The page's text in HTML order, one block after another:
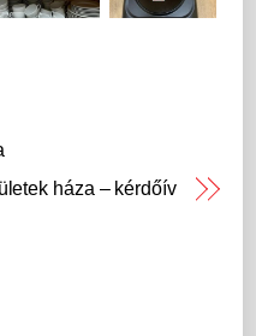
háza – kérdőív